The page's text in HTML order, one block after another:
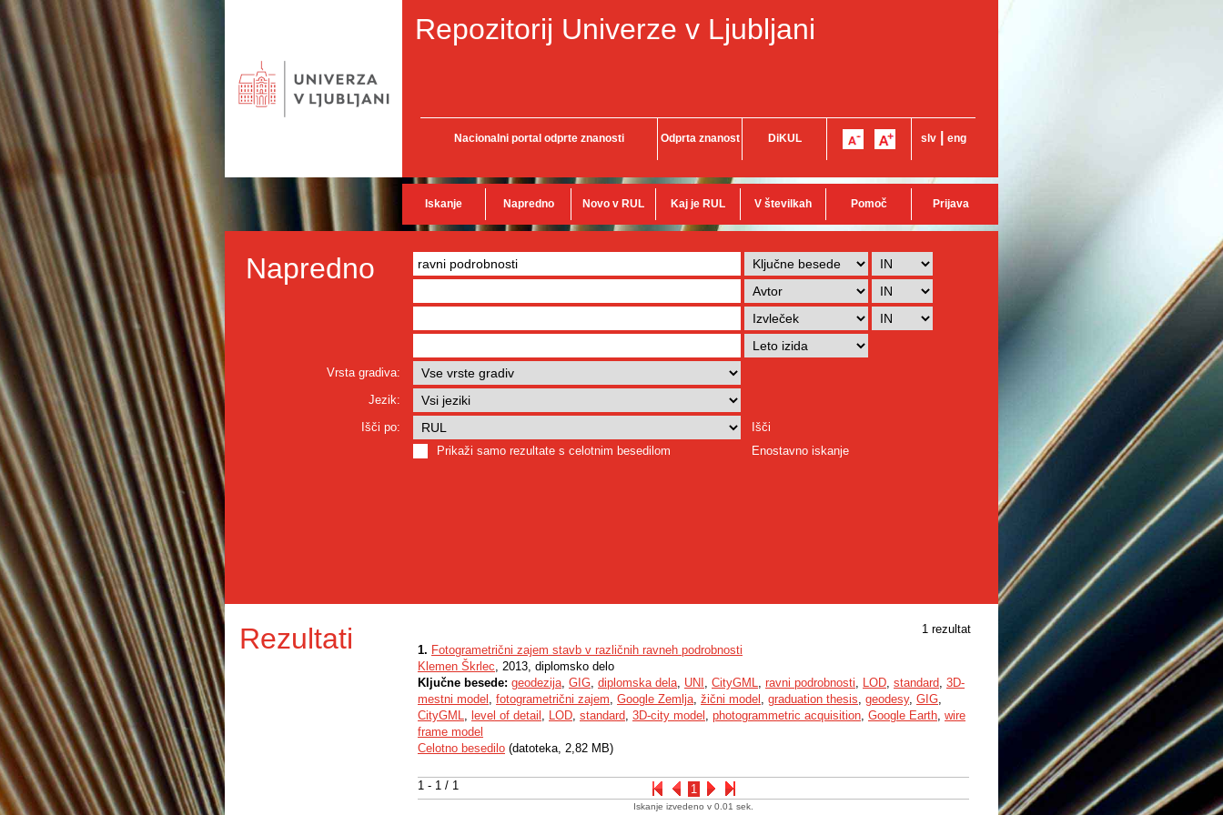
Repozitorij Univerze v Ljubljani
Nacionalni portal odprte znanosti Odprta znanost DiKUL slv eng
Iskanje Napredno Novo v RUL Kaj je RUL V številkah Pomoč Prijava
Napredno
Vrsta gradiva:
Jezik:
Išči po:
Išči
Prikaži samo rezultate s celotnim besedilom
Enostavno iskanje
Rezultati 1 rezultat
1 - 1 / 1 1
1. Fotogrametrični zajem stavb v različnih ravneh podrobnosti
Klemen Škrlec, 2013, diplomsko delo
Ključne besede: geodezija, GIG, diplomska dela, UNI , CityGML, ravni podrobnosti, LOD, standard, 3D-
mestni model , fotogrametrični zajem, Google Zemlja, žični model , graduation thesis, geodesy, GIG,
CityGML, level of detail , LOD, standard, 3D-city model , photogrammetric acquisition, Google Earth, wire
frame model
Celotno besedilo (datoteka, 2,82 MB)
Iskanje izvedeno v 0.01 sek.